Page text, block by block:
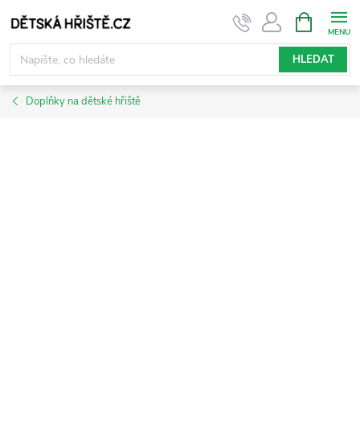
na
obsah
HLEDAT
NÁKUPNÍ
KOŠÍK
Doplňky na dětské hřiště